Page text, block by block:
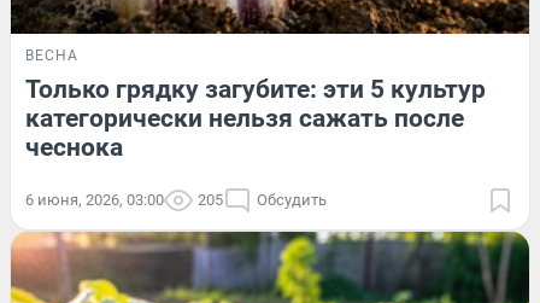
ВЕСНА
Только грядку загубите: эти 5 культур
категорически нельзя сажать после
чеснока
6 июня, 2026, 03:00 205 Обсудить